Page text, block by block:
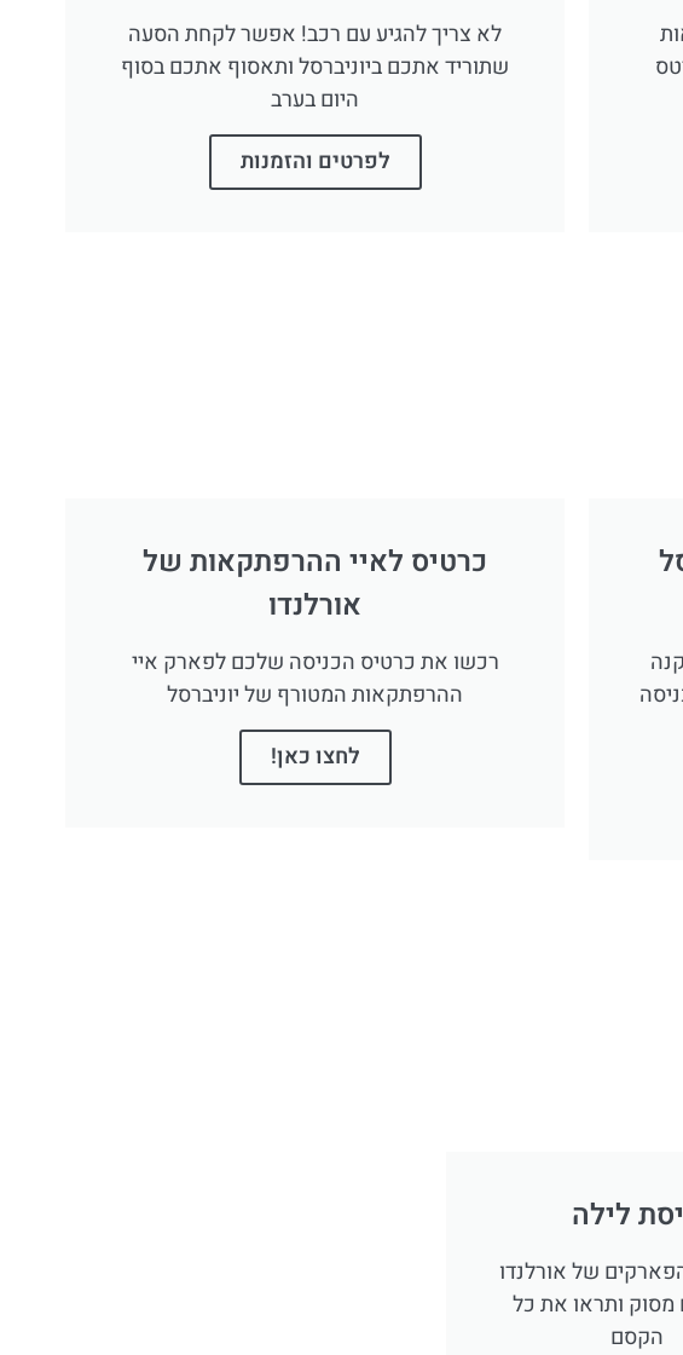
לא צריך להגיע עם רכב! אפשר לקחת הסעה
שתוריד אתכם ביוניברסל ותאסוף אתכם בסוף
היום בערב
לפרטים והזמנות
כרטיס לאיי ההרפתקאות של
אורלנדו
רכשו את כרטיס הכניסה שלכם לפארק איי
ההרפתקאות המטורף של יוניברסל
לחצו כאן!
לילה
של אורלנדו
מסוק ותראו את כל
הקסם